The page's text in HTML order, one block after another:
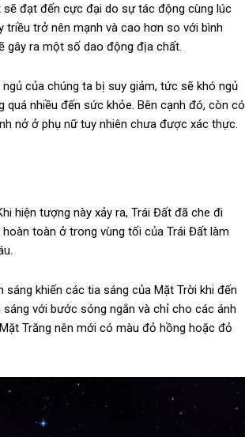
sẽ đạt đến cực đại do sự tác động cùng lúc
triều trở nên mạnh và cao hơn so với bình
gây ra một số dao động địa chất.
của chúng ta bị suy giảm, tức sẽ khó ngủ
quá nhiều đến sức khỏe. Bên cạnh đó, còn có
nở ở phụ nữ tuy nhiên chưa được xác thực.
hiện tượng này xảy ra, Trái Đất đã che đi
toàn ở trong vùng tối của Trái Đất làm
khiến các tia sáng của Mặt Trời khi đến
với bước sóng ngắn và chỉ cho các ánh
Trăng nên mới có màu đỏ hồng hoặc đỏ